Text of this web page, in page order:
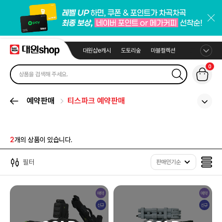
대원샵e캐시 도토리숲 마블컬렉션
0
예약판매 티스파크 예약판매
2개의 상품이 있습니다.
필터 판매인기순
예약
신규
예약
신규